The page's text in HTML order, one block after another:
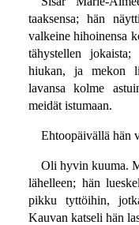
taaksensa; hän
valkeine hihoinensa
tähystellen
hiukan, ja mekon
lavansa kolme
meidät istumaan.
Ehtoopäivällä hän
Oli hyvin kuuma.
lähelleen; hän
pikku tyttöihin,
Kauvan katseli hän